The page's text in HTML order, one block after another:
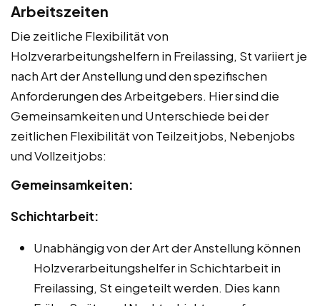
Arbeitszeiten
Die zeitliche Flexibilität von
Holzverarbeitungshelfern in Freilassing, St variiert je
nach Art der Anstellung und den spezifischen
Anforderungen des Arbeitgebers. Hier sind die
Gemeinsamkeiten und Unterschiede bei der
zeitlichen Flexibilität von Teilzeitjobs, Nebenjobs
und Vollzeitjobs:
Gemeinsamkeiten:
Schichtarbeit:
Unabhängig von der Art der Anstellung können
Holzverarbeitungshelfer in Schichtarbeit in
Freilassing, St eingeteilt werden. Dies kann